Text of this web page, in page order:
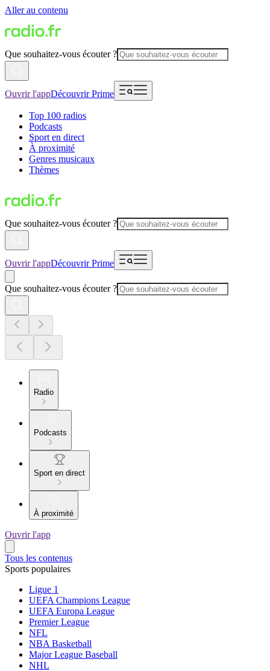
Aller au contenu
Que souhaitez-vous écouter ?
Ouvrir l'appDécouvrir Prime
Top 100 radios
Podcasts
Sport en direct
À proximité
Genres musicaux
Thèmes
Que souhaitez-vous écouter ?
Ouvrir l'appDécouvrir Prime
Que souhaitez-vous écouter ?
Radio
Podcasts
Sport en direct
À proximité
Ouvrir l'app
Tous les contenus
Sports populaires
Ligue 1
UEFA Champions League
UEFA Europa League
Premier League
NFL
NBA Basketball
Major League Baseball
NHL